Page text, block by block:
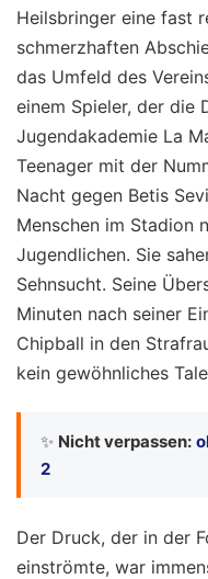
Heilsbringer eine fast
schmerzhaften
das Umfeld des
einem Spieler, der die
Jugendakademie La
Teenager mit der
Nacht gegen Betis
Menschen im Stadion
Jugendlichen. Sie
Sehnsucht. Seine
Minuten nach seiner
Chipball in den
kein gewöhnliches
✨ Nicht verpassen:
2
Der Druck, der in der
einströmte, war